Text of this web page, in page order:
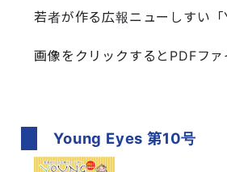
若者が作る広報ニューしすい
画像をクリックするとPDFフ
Young Eyes 第10号